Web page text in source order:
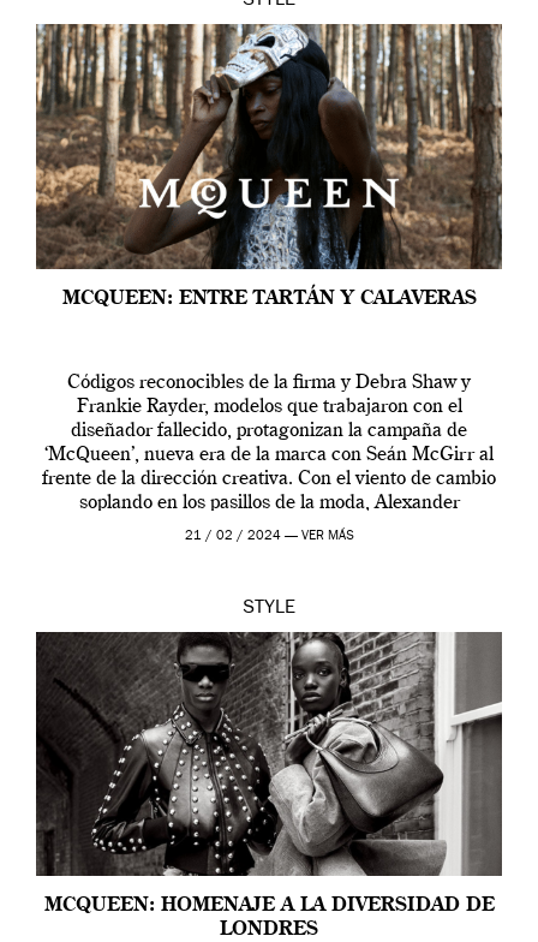
MCQUEEN: ENTRE TARTÁN Y CALAVERAS
Códigos reconocibles de la firma y Debra Shaw y
Frankie Rayder, modelos que trabajaron con el
diseñador fallecido, protagonizan la campaña de
‘McQueen’, nueva era de la marca con Seán McGirr al
frente de la dirección creativa. Con el viento de cambio
soplando en los pasillos de la moda, Alexander
McQueen se prepara para una […]
21 / 02 / 2024 — VER MÁS
STYLE
MCQUEEN: HOMENAJE A LA DIVERSIDAD DE
LONDRES